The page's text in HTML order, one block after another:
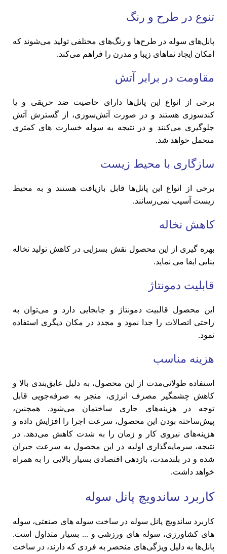
تنوع در طرح و رنگ
پانل‌های سوله در طرح‌ها و رنگ‌های مختلفی تولید می‌شوند که
امکان ایجاد نماهای زیبا و مدرن را فراهم می‌کند.
مقاومت در برابر آتش
برخی از انواع این پانل‌ها دارای خاصیت ضد حریقی و یا
کندسوزی هستند و در صورت آتش‌سوزی، از گسترش آتش
جلوگیری می‌کنند و در نتیجه به سوله خسارت های کمتری
متحمل خواهد شد.
سازگاری با محیط زیست
برخی از انواع این پانل‌ها قابل بازیافت هستند و به محیط
زیست آسیب نمی‌رسانند.
کاهش نخاله
بهره گیری از این محصول نقش بسزایی در کاهش تولید نخاله
بنایی ایفا می نماید.
قابلیت دمونتاژ
این محصول قالبیت دمونتاژ و جابجایی دارد و می‌توان به
راحتی اتصالات را جدا نمود و مجدد در مکان دیگری استفاده
نمود.
هزینه مناسب
استفاده طولانی‌مدت از این محصول، به دلیل عایق‌بندی بالا و
کاهش چشمگیر مصرف انرژی، منجر به صرفه‌جویی قابل
توجه در هزینه‌های جاری ساختمان می‌شود. همچنین،
پیش‌ساخته بودن این محصول، سرعت اجرا را افزایش داده و
هزینه‌های نیروی کار و زمان را به شدت کاهش می‌دهد. در
نتیجه، سرمایه‌گذاری اولیه در این محصول به سرعت جبران
شده و در بلندمدت، بازدهی اقتصادی بسیار بالایی را به همراه
خواهد داشت.
کاربرد ساندویچ پانل سوله
کاربرد ساندویچ پانل سوله در ساخت سوله های صنعتی، سوله
های کشاورزی، سوله های ورزشی و ... بسیار متداول است.
پانل‌ها به دلیل ویژگی‌های منحصر به فردی که دارند، در ساخت